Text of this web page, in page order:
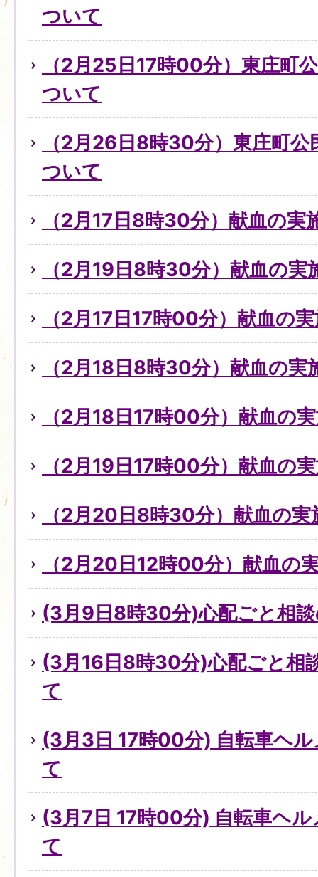
ついて
（2月25日17時00分）東庄町
ついて
（2月26日8時30分）東庄町
ついて
（2月17日8時30分）献血の実
（2月19日8時30分）献血の実
（2月17日17時00分）献血の
（2月18日8時30分）献血の実
（2月18日17時00分）献血の
（2月19日17時00分）献血の
（2月20日8時30分）献血の
（2月20日12時00分）献血の
(3月9日8時30分)心配ごと相
(3月16日8時30分)心配ごと相
て
(3月3日 17時00分) 自転車ヘ
て
(3月7日 17時00分) 自転車ヘ
て